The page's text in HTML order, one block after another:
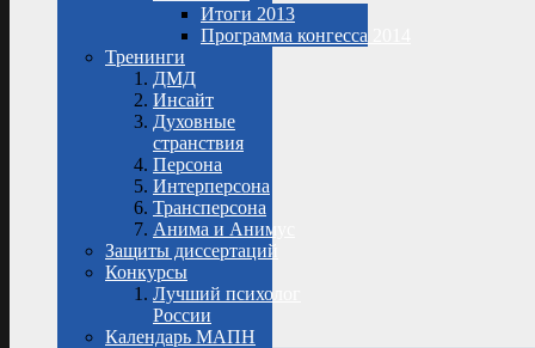
Итоги 2013
Программа конгесса 2014
Тренинги
ДМД
Инсайт
Духовные
странствия
Персона
Интерперсона
Трансперсона
Анима и Анимус
Защиты диссертаций
Конкурсы
Лучший психолог
России
Календарь МАПН